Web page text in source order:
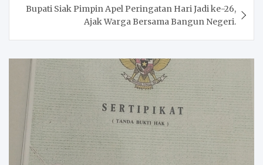
Bupati Siak Pimpin Apel Peringatan Hari Jadi ke-26,
Ajak Warga Bersama Bangun Negeri.